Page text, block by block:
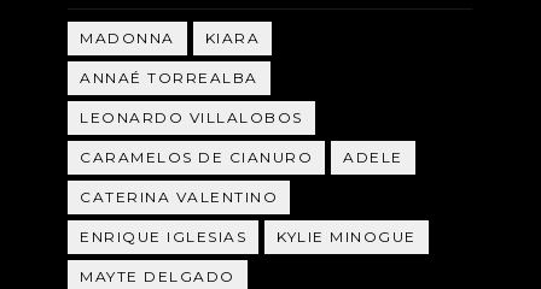
MADONNA KIARA
ANNAÉ TORREALBA
LEONARDO VILLALOBOS
CARAMELOS DE CIANURO ADELE
CATERINA VALENTINO
ENRIQUE IGLESIAS KYLIE MINOGUE
MAYTE DELGADO